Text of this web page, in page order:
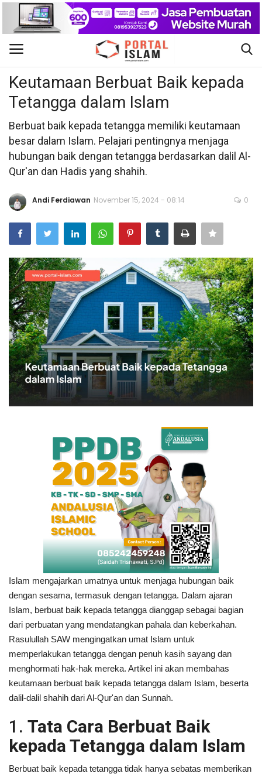
Gabung Daftar
Beranda
Kontak
Berita Islam
Nasional
Khutbah Jumat
Bisnis
Internasional
Al-Qur'an Online
Lifestyle
Olahraga
Kesehatan
Teknologi
Keutamaan Berbuat Baik kepada
Tetangga dalam Islam
Berbuat baik kepada tetangga memiliki keutamaan
besar dalam Islam. Pelajari pentingnya menjaga
hubungan baik dengan tetangga berdasarkan dalil Al-
Qur'an dan Hadis yang shahih.
Andi Ferdiawan November 15, 2024 - 08:14 0
Islam mengajarkan umatnya untuk menjaga hubungan baik
dengan sesama, termasuk dengan tetangga. Dalam ajaran
Islam, berbuat baik kepada tetangga dianggap sebagai bagian
dari perbuatan yang mendatangkan pahala dan keberkahan.
Rasulullah SAW mengingatkan umat Islam untuk
memperlakukan tetangga dengan penuh kasih sayang dan
menghormati hak-hak mereka. Artikel ini akan membahas
keutamaan berbuat baik kepada tetangga dalam Islam, beserta
dalil-dalil shahih dari Al-Qur'an dan Sunnah.
1. Tata Cara Berbuat Baik
kepada Tetangga dalam Islam
Berbuat baik kepada tetangga tidak hanya sebatas memberikan